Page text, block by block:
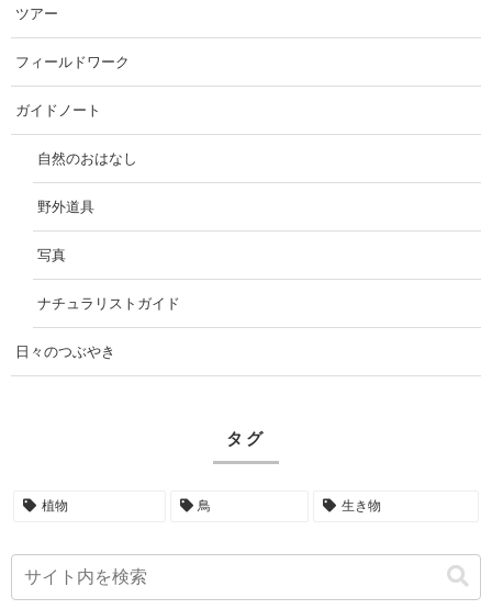
ツアー
フィールドワーク
ガイドノート
自然のおはなし
野外道具
写真
ナチュラリストガイド
日々のつぶやき
タグ
植物 鳥 生き物